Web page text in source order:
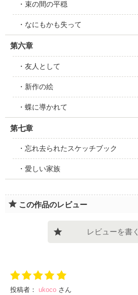
・束の間の平穏
・なにもかも失って
第六章
・友人として
・新作の絵
・蝶に導かれて
第七章
・忘れ去られたスケッチブック
・愛しい家族
この作品のレビュー
レビューを書く
投稿者： ukoco さん